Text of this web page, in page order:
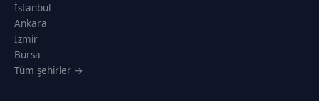
İstanbul
Ankara
İzmir
Bursa
Tüm şehirler →